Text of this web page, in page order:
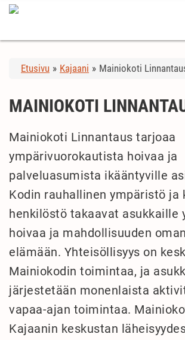
Etusivu » Kajaani » Mainiokoti
MAINIOKOTI
Mainiokoti Linnantaus tarjoaa
ympärivuorokautista hoivaa ja
palveluasumista ikääntyville
Kodin rauhallinen ympäristö ja
henkilöstö takaavat asukkaille
hoivaa ja mahdollisuuden
elämään. Yhteisöllisyys on
Mainiokodin toimintaa, ja
järjestetään monenlaista
vapaa-ajan toimintaa.
Kajaanin keskustan